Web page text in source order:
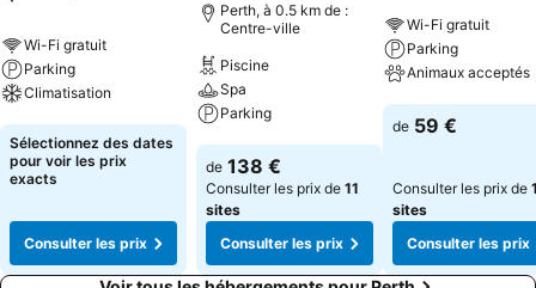
Wi-Fi gratuit
Parking
Climatisation
Consulter les prix
Sélectionnez des dates
pour voir les prix
exacts
Consulter les prix
Perth, à 0.5 km de :
Centre-ville
Piscine
Spa
Parking
Consulter les prix
de 138 €
Consulter les prix de 11
sites
Consulter les prix
Wi-Fi gratuit
Parking
Animaux acceptés
Consulter les
de 59 €
Consulter les prix de
sites
Consulter les prix